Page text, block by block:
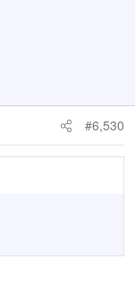
#6,530